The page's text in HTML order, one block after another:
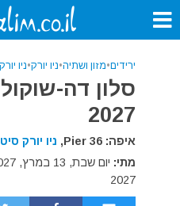
ירידים•מזון ושתיה•ניו יורק•ניו
סלון דה-
2027
איפה: Pier 36, ניו יורק
מתי:
2027